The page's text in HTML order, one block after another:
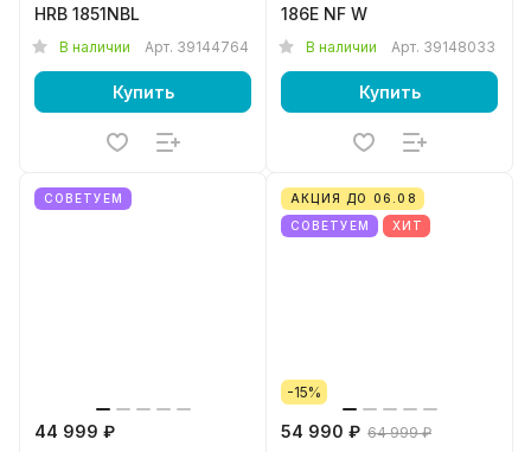
HRB 1851NBL
В наличии Арт. 39144764
Купить
186E NF W
В наличии Арт. 39148033
Купить
СОВЕТУЕМ
44 999 ₽
АКЦИЯ ДО 06.08
СОВЕТУЕМ
ХИТ
-15%
54 990 ₽ 64 999 ₽